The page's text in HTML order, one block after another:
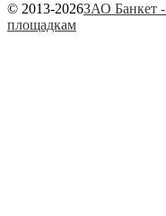
© 2013-2026ЗАО Банкет
площадкам